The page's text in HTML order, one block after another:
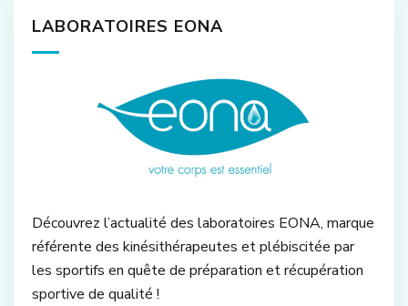
LABORATOIRES EONA
Découvrez l’actualité des laboratoires EONA, marque
référente des kinésithérapeutes et plébiscitée par
les sportifs en quête de préparation et récupération
sportive de qualité !